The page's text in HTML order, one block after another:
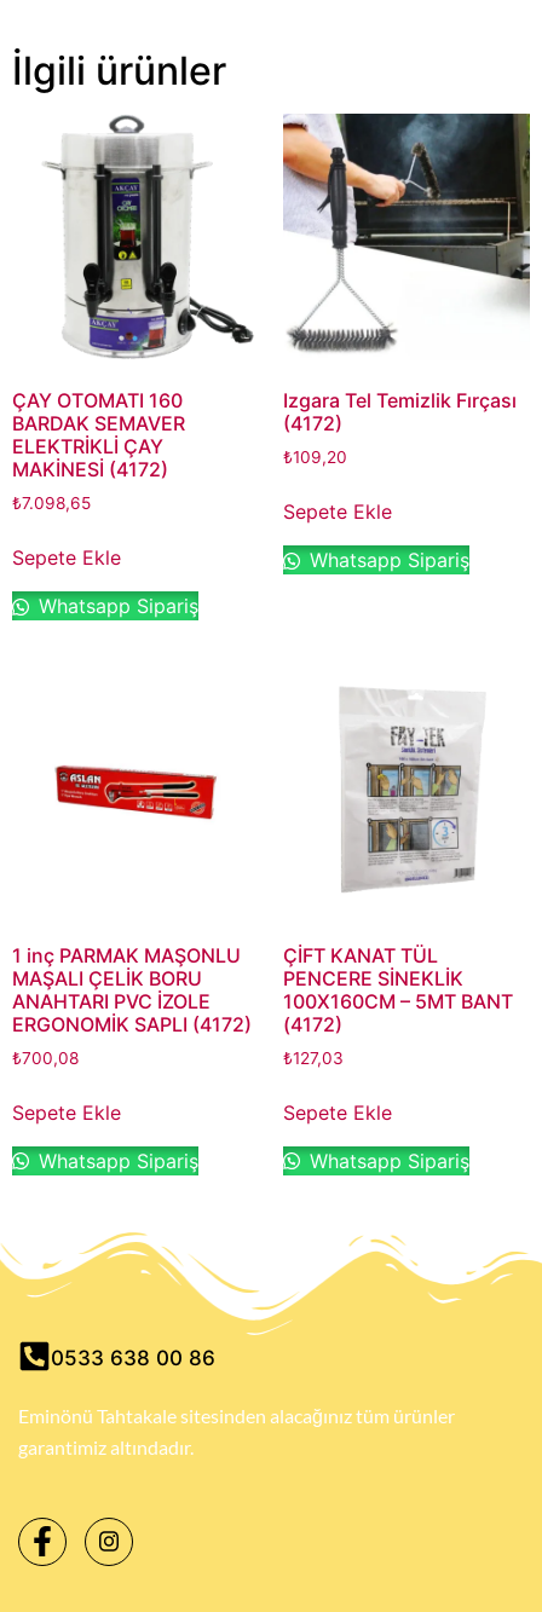
İlgili ürünler
ÇAY OTOMATI 160
BARDAK SEMAVER
ELEKTRİKLİ ÇAY
MAKİNESİ (4172)
₺7.098,65
Sepete Ekle
Whatsapp Sipariş
Izgara Tel Temizlik Fırçası
(4172)
₺109,20
Sepete Ekle
Whatsapp Sipariş
1 inç PARMAK MAŞONLU
MAŞALI ÇELİK BORU
ANAHTARI PVC İZOLE
ERGONOMİK SAPLI (4172)
₺700,08
Sepete Ekle
Whatsapp Sipariş
ÇİFT KANAT TÜL
PENCERE SİNEKLİK
100X160CM – 5MT BANT
(4172)
₺127,03
Sepete Ekle
Whatsapp Sipariş
0533 638 00 86
Eminönü Tahtakale sitesinden alacağınız tüm ürünler
garantimiz altındadır.